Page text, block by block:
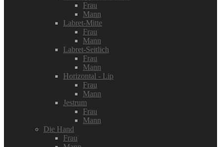
Frau
Mann
Labret-Mitte
Frau
Mann
Labret-Seitlich
Frau
Mann
Horizontal - Lip
Frau
Mann
Jestrum
Frau
Mann
Die Hand
Frau